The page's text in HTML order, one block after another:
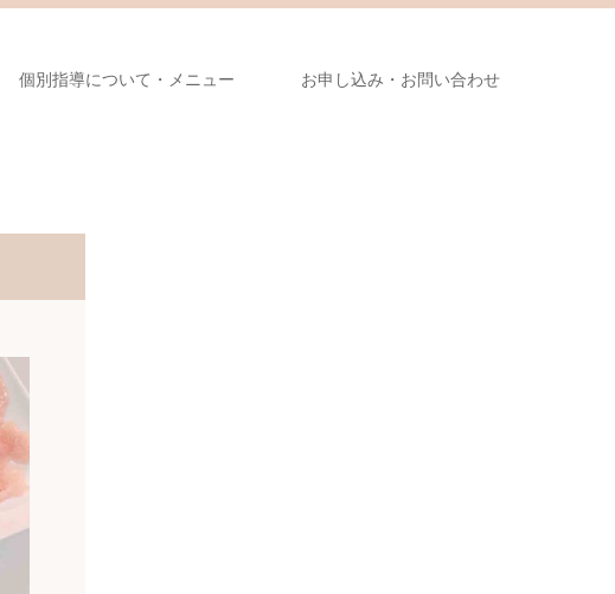
個別指導について・メニュー お申し込み・お問い合わせ